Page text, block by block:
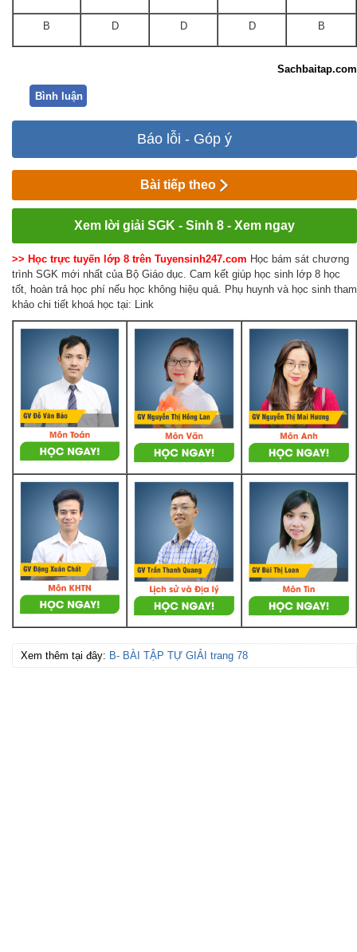
B D D D B
Sachbaitap.com
Bình luận
Báo lỗi - Góp ý
Bài tiếp theo
Xem lời giải SGK - Sinh 8 - Xem ngay
>> Học trực tuyến lớp 8 trên Tuyensinh247.com Học bám sát chương
trình SGK mới nhất của Bộ Giáo dục. Cam kết giúp học sinh lớp 8 học
tốt, hoàn trả học phí nếu học không hiệu quả. Phụ huynh và học sinh tham
khảo chi tiết khoá học tại: Link
Xem thêm tại đây: B- BÀI TẬP TỰ GIẢI trang 78